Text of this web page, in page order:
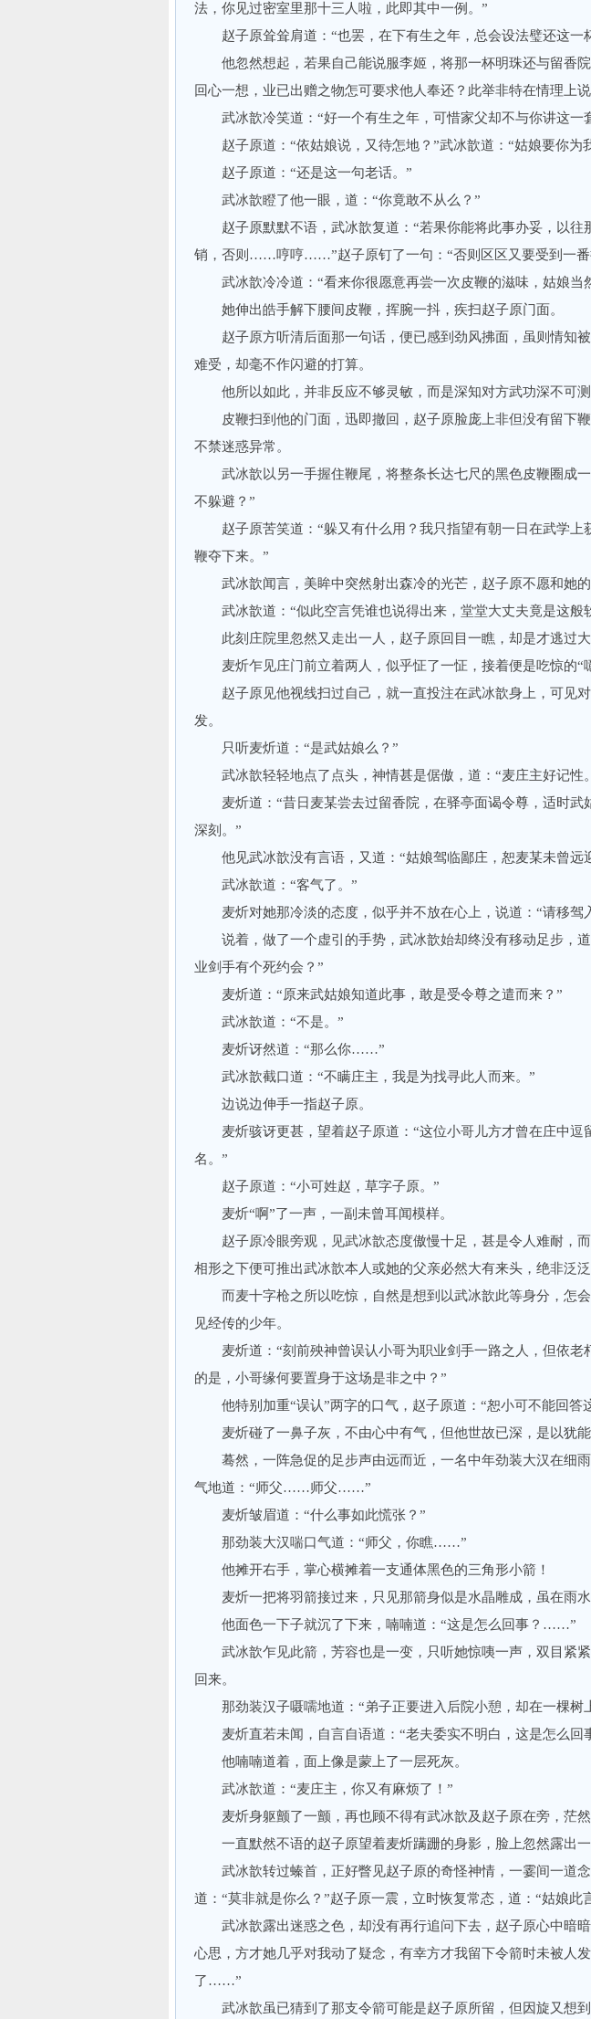
法，你见过密室里那十三人啦，此即其中一例。”
赵子原耸耸肩道：“也罢，在下有生之年，总会设法璧还这
他忽然想起，若果自己能说服李姬，将那一杯明珠还与留香院
回心一想，业已出赠之物怎可要求他人奉还？此举非特在情理上
武冰歆冷笑道：“好一个有生之年，可惜家父却不与你讲这一
赵子原道：“依姑娘说，又待怎地？”武冰歆道：“姑娘要你
赵子原道：“还是这一句老话。”
武冰歆瞪了他一眼，道：“你竟敢不从么？”
赵子原默默不语，武冰歆复道：“若果你能将此事办妥，以往
销，否则……哼哼……”赵子原钉了一句：“否则区区又要受到一番
武冰歆冷冷道：“看来你很愿意再尝一次皮鞭的滋味，姑娘当
她伸出皓手解下腰间皮鞭，挥腕一抖，疾扫赵子原门面。
赵子原方听清后面那一句话，便已感到劲风拂面，虽则情知
难受，却毫不作闪避的打算。
他所以如此，并非反应不够灵敏，而是深知对方武功深不可测
皮鞭扫到他的门面，迅即撤回，赵子原脸庞上非但没有留下鞭
不禁迷惑异常。
武冰歆以另一手握住鞭尾，将整条长达七尺的黑色皮鞭圈成一
不躲避？”
赵子原苦笑道：“躲又有什么用？我只指望有朝一日在武学上
鞭夺下来。”
武冰歆闻言，美眸中突然射出森冷的光芒，赵子原不愿和她的
武冰歆道：“似此空言凭谁也说得出来，堂堂大丈夫竟是这般
此刻庄院里忽然又走出一人，赵子原回目一瞧，却是才逃过大
麦炘乍见庄门前立着两人，似乎怔了一怔，接着便是吃惊的“
赵子原见他视线扫过自己，就一直投注在武冰歆身上，可见对
发。
只听麦炘道：“是武姑娘么？”
武冰歆轻轻地点了点头，神情甚是倨傲，道：“麦庄主好记性
麦炘道：“昔日麦某尝去过留香院，在驿亭面谒令尊，适时武
深刻。”
他见武冰歆没有言语，又道：“姑娘驾临鄙庄，恕麦某未曾远
武冰歆道：“客气了。”
麦炘对她那冷淡的态度，似乎并不放在心上，说道：“请移驾
说着，做了一个虚引的手势，武冰歆始却终没有移动足步，道
业剑手有个死约会？”
麦炘道：“原来武姑娘知道此事，敢是受令尊之遣而来？”
武冰歆道：“不是。”
麦炘讶然道：“那么你……”
武冰歆截口道：“不瞒庄主，我是为找寻此人而来。”
边说边伸手一指赵子原。
麦炘骇讶更甚，望着赵子原道：“这位小哥儿方才曾在庄中逗
名。”
赵子原道：“小可姓赵，草字子原。”
麦炘“啊”了一声，一副未曾耳闻模样。
赵子原冷眼旁观，见武冰歆态度傲慢十足，甚是令人难耐，而
相形之下便可推出武冰歆本人或她的父亲必然大有来头，绝非泛泛
而麦十字枪之所以吃惊，自然是想到以武冰歆此等身分，怎会
见经传的少年。
麦炘道：“刻前殃神曾误认小哥为职业剑手一路之人，但依老
的是，小哥缘何要置身于这场是非之中？”
他特别加重“误认”两字的口气，赵子原道：“恕小可不能回答
麦炘碰了一鼻子灰，不由心中有气，但他世故已深，是以犹能
蓦然，一阵急促的足步声由远而近，一名中年劲装大汉在细
气地道：“师父……师父……”
麦炘皱眉道：“什么事如此慌张？”
那劲装大汉喘口气道：“师父，你瞧……”
他摊开右手，掌心横摊着一支通体黑色的三角形小箭！
麦炘一把将羽箭接过来，只见那箭身似是水晶雕成，虽在雨水
他面色一下子就沉了下来，喃喃道：“这是怎么回事？……”
武冰歆乍见此箭，芳容也是一变，只听她惊咦一声，双目紧紧
回来。
那劲装汉子嗫嚅地道：“弟子正要进入后院小憩，却在一棵
麦炘直若未闻，自言自语道：“老夫委实不明白，这是怎么
他喃喃道着，面上像是蒙上了一层死灰。
武冰歆道：“麦庄主，你又有麻烦了！”
麦炘身躯颤了一颤，再也顾不得有武冰歆及赵子原在旁，茫然
一直默然不语的赵子原望着麦炘蹒跚的身影，脸上忽然露出一
武冰歆转过螓首，正好瞥见赵子原的奇怪神情，一霎间一道念
道：“莫非就是你么？”赵子原一震，立时恢复常态，道：“姑娘此
武冰歆露出迷惑之色，却没有再行追问下去，赵子原心中暗暗
心思，方才她几乎对我动了疑念，有幸方才我留下令箭时未被人
了……”
武冰歆虽已猜到了那支令箭可能是赵子原所留，但因旋又想